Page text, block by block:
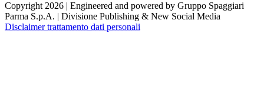
Copyright 2026 | Engineered and powered by Gruppo Spaggiari
Parma S.p.A. | Divisione Publishing & New Social Media
Disclaimer trattamento dati personali